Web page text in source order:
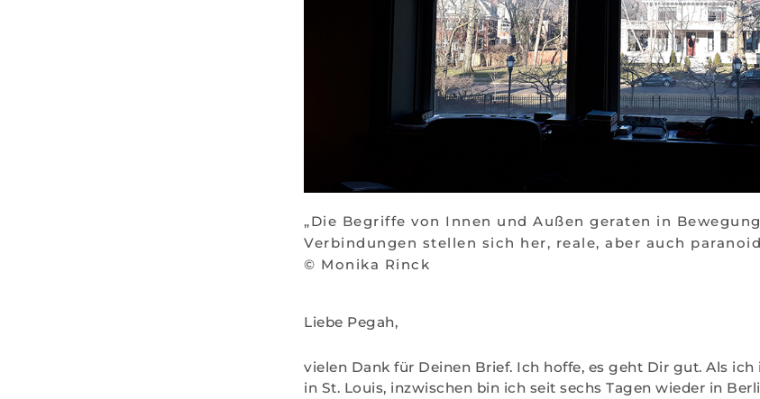
„Die Begriffe von Innen und Außen geraten in
Verbindungen stellen sich her, reale, aber auch
© Monika Rinck
Liebe Pegah,
vielen Dank für Deinen Brief. Ich hoffe, es geht Dir gut. Als ich
in St. Louis, inzwischen bin ich seit sechs Tagen wieder in